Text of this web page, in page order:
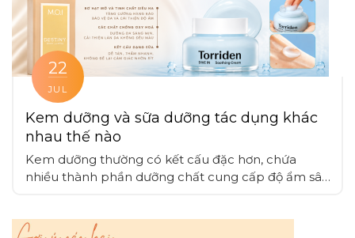
22
JUL
Kem dưỡng và sữa dưỡng tác dụng khác
nhau thế nào
Kem dưỡng thường có kết cấu đặc hơn, chứa
nhiều thành phần dưỡng chất cung cấp độ ẩm sâu
da phù hợp cho da dầu, da nhạy cảm hoặc khi